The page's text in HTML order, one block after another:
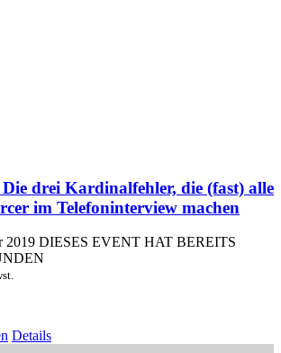
drei Kardinalfehler, die (fast) alle
im Telefoninterview machen
2019 DIESES EVENT HAT BEREITS
Details